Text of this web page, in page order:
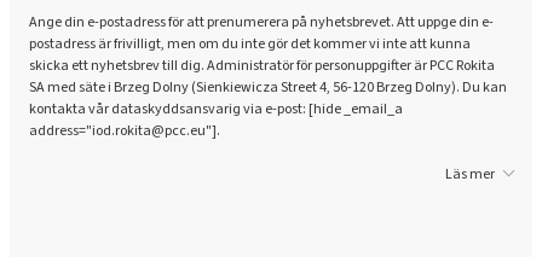
Rokopol® iCan 2770
Rokopol® iCan 4100
Ange din e-postadress för att prenumerera på nyhetsbrevet. Att uppge din e-
postadress är frivilligt, men om du inte gör det kommer vi inte att kunna
skicka ett nyhetsbrev till dig. Administratör för personuppgifter är PCC Rokita
SA med säte i Brzeg Dolny (Sienkiewicza Street 4, 56-120 Brzeg Dolny). Du kan
kontakta vår dataskyddsansvarig via e-post: [hide _email_a
address="iod.rokita@pcc.eu"].
Läs mer